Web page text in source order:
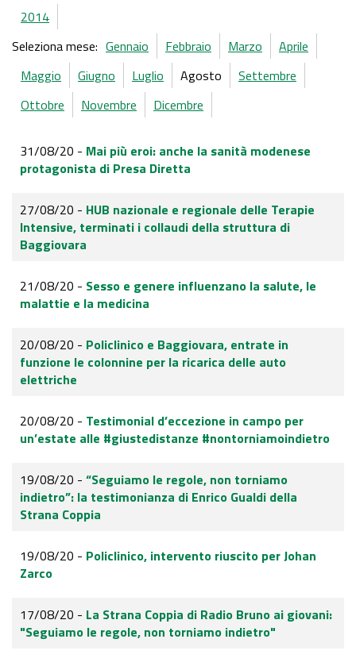
2014
Seleziona mese: Gennaio Febbraio Marzo
Aprile
Maggio
Giugno Luglio Agosto
Settembre
Ottobre
Novembre Dicembre
31/08/20 - Mai più eroi: anche la sanità modenese
protagonista di Presa Diretta
27/08/20 - HUB nazionale e regionale delle Terapie
Intensive, terminati i collaudi della struttura di
Baggiovara
21/08/20 - Sesso e genere influenzano la salute, le
malattie e la medicina
20/08/20 - Policlinico e Baggiovara, entrate in
funzione le colonnine per la ricarica delle auto
elettriche
20/08/20 - Testimonial d’eccezione in campo per
un’estate alle #giustedistanze #nontorniamoindietro
19/08/20 - “Seguiamo le regole, non torniamo
indietro”: la testimonianza di Enrico Gualdi della
Strana Coppia
19/08/20 - Policlinico, intervento riuscito per Johan
Zarco
17/08/20 - La Strana Coppia di Radio Bruno ai giovani:
"Seguiamo le regole, non torniamo indietro"